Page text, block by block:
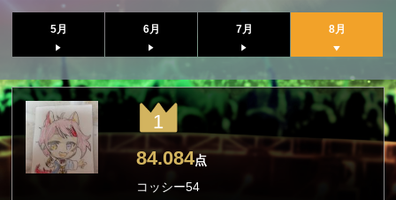
5月 6月 7月 8月
1
84.084点
コッシー54